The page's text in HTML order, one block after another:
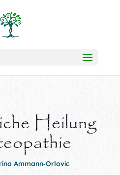
Heilung
Ammann‑Orlovic